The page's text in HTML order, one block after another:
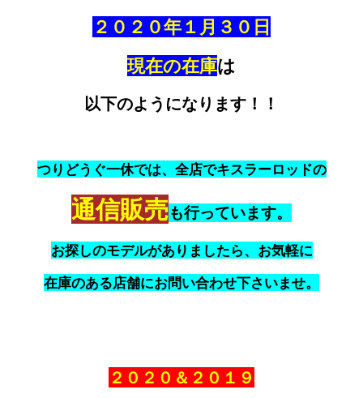
２０２０年１月３０日
現在の在庫は
以下のようになります！！
つりどうぐ一休では、全店でキスラーロッドの
通信販売も行っています。
お探しのモデルがありましたら、お気軽に
在庫のある店舗にお問い合わせ下さいませ。
２０２０＆２０１９